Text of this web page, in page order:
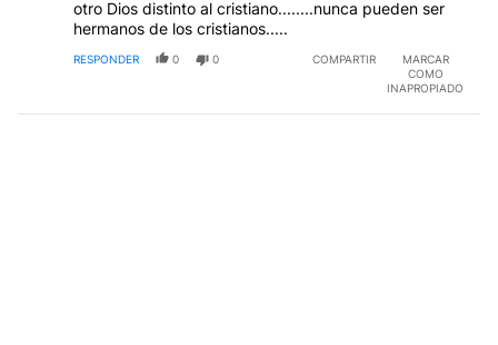
otro Dios distinto al cristiano........nunca pueden ser
hermanos de los cristianos.....
RESPONDER 0 0 COMPARTIR
MARCAR
COMO
INAPROPIADO